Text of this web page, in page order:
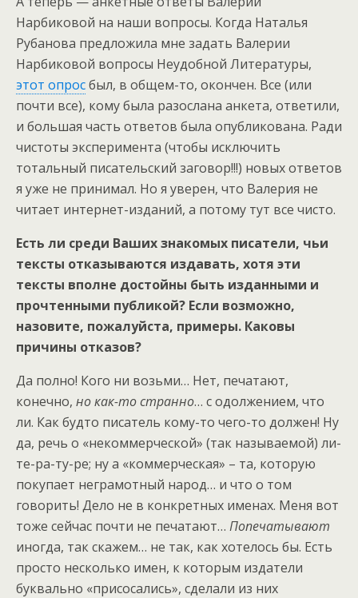
Нарбиковой на наши вопросы. Когда Наталья
Рубанова предложила мне задать Валерии
Нарбиковой вопросы Неудобной Литературы,
этот опросбыл, в общем-то, окончен. Все (или
почти все), кому была разослана анкета, ответили,
и большая часть ответов была опубликована. Ради
чистоты эксперимента (чтобы исключить
тотальный писательский заговор!!!) новых ответов
я уже не принимал. Но я уверен, что Валерия не
читает интернет-изданий, а потому тут все чисто.
Есть ли среди Ваших знакомых писатели, чьи
тексты отказываются издавать, хотя эти
тексты вполне достойны быть изданными и
прочтенными публикой? Если возможно,
назовите, пожалуйста, примеры. Каковы
причины отказов?
Да полно! Кого ни возьми… Нет, печатают,
конечно, но как-то странно… с одолжением, что
ли. Как будто писатель кому-то чего-то должен! Ну
да, речь о «некоммерческой» (так называемой) ли-
те-ра-ту-ре; ну а «коммерческая» – та, которую
покупает неграмотный народ… и что о том
говорить! Дело не в конкретных именах. Меня вот
тоже сейчас почти не печатают… Попечатывают
иногда, так скажем… не так, как хотелось бы. Есть
просто несколько имен, к которым издатели
буквально «присосались», сделали из них